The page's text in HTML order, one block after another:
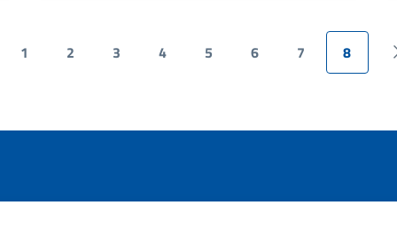
precedente
1 2 3 4 5 6 7 8